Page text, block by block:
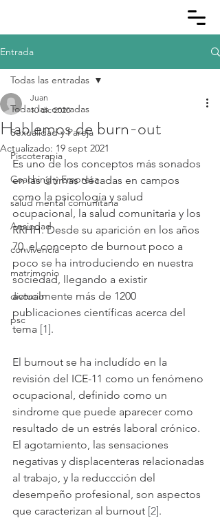
Entrada
Todas las entradas
Sexualidad y Pareja
Piscoterapia
Coaching y Empresa
salud mental comunitaria
Ansiedad
convivencia
matrimonio
divorcio
psc
Todas las entradas
Hablemos de burn-out
Juan
10 dic 2020
Actualizado: 19 sept 2021
Es uno de los conceptos más sonados
en las últimas décadas en campos
como la psicología y salud
ocupacional, la salud comunitaria y los
RRHH. Desde su aparición en los años
70, el concepto de burnout poco a
poco se ha introduciendo en nuestra
sociedad, llegando a existir
actualmente más de 1200
publicaciones científicas acerca del
tema [1].
El burnout se ha includído en la
revisión del ICE-11 como un fenómeno
ocupacional, definido como un
sindrome que puede aparecer como
resultado de un estrés laboral crónico.
El agotamiento, las sensaciones
negativas y displacenteras relacionadas
al trabajo, y la reduccción del
desempeño profesional, son aspectos
que caracterizan al burnout [2].